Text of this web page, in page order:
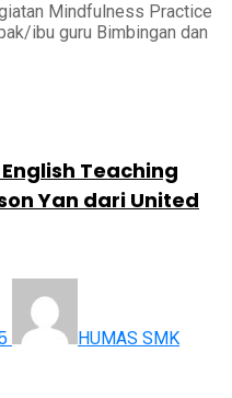
Mindfulness Practice
ibu guru Bimbingan dan
Teaching
Yan dari United
HUMAS SMK